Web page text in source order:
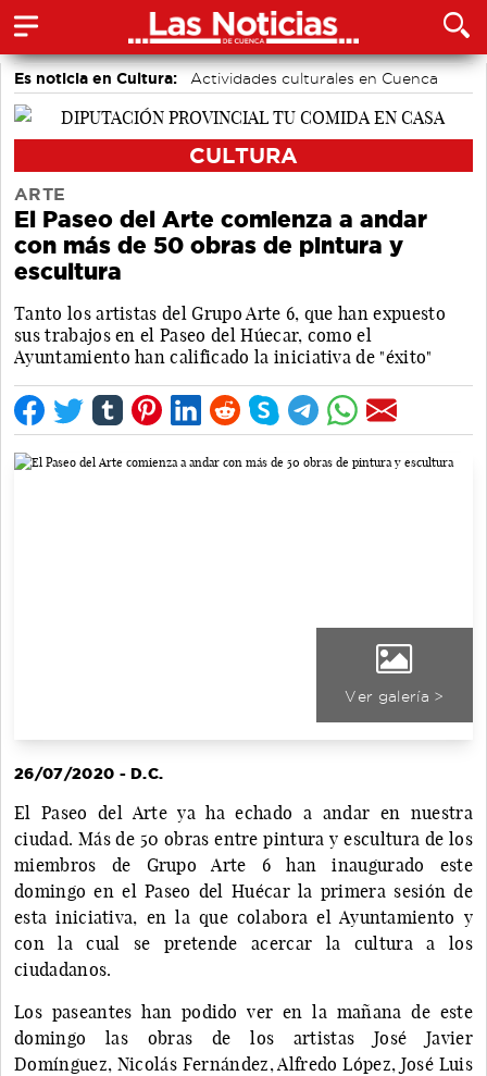
Es noticia en Cultura: Actividades culturales en Cuenca
CULTURA
ARTE
El Paseo del Arte comienza a andar
con más de 50 obras de pintura y
escultura
Tanto los artistas del Grupo Arte 6, que han expuesto
sus trabajos en el Paseo del Húecar, como el
Ayuntamiento han calificado la iniciativa de "éxito"
Ver galería >
26/07/2020 - D.C.
El Paseo del Arte ya ha echado a andar en nuestra
ciudad. Más de 50 obras entre pintura y escultura de los
miembros de Grupo Arte 6 han inaugurado este
domingo en el Paseo del Huécar la primera sesión de
esta iniciativa, en la que colabora el Ayuntamiento y
con la cual se pretende acercar la cultura a los
ciudadanos.
Los paseantes han podido ver en la mañana de este
domingo las obras de los artistas José Javier
Domínguez, Nicolás Fernández, Alfredo López, José Luis